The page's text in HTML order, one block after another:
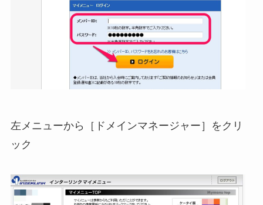
左メニューから［ドメインマネージャー］をクリ
ック